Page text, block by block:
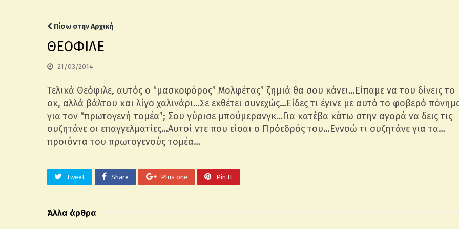
Πίσω στην Αρχική
ΘΕΟΦΙΛΕ
21/03/2014
Τελικά Θεόφιλε, αυτός ο “μασκοφόρος” Μολφέτας” ζημιά θα σου κάνει…Είπαμε να του δίνεις το
οκ, αλλά βάλτου και λίγο χαλινάρι…Σε εκθέτει συνεχώς…Είδες τι έγινε με αυτό το φοβερό
για τον “πρωτογενή τομέα”; Σου γύρισε μπούμερανγκ…Για κατέβα κάτω στην αγορά να δεις τις
συζητάνε οι επαγγελματίες…Αυτοί ντε που είσαι ο Πρόεδρός του…Εννοώ τι συζητάνε για τα…
προιόντα του πρωτογενούς τομέα…
Tweet Share Plus one Pin It
Άλλα άρθρα